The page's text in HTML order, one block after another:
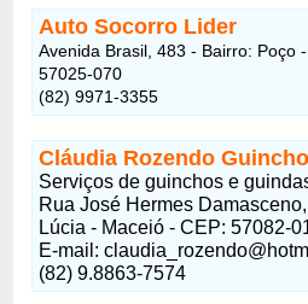
Auto Socorro Lider
Avenida Brasil, 483 - Bairro: Poço
57025-070
(82) 9971-3355
Cláudia Rozendo
Serviços de guinchos e
Rua José Hermes
Lúcia - Maceió - CEP: 57082-
E-mail:
(82) 9.8863-7574